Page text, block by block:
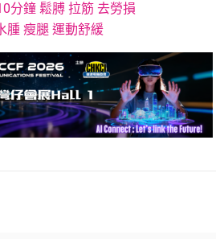
分鐘 鬆膊 拉筋 去勞損
腫 瘦腿 運動舒緩